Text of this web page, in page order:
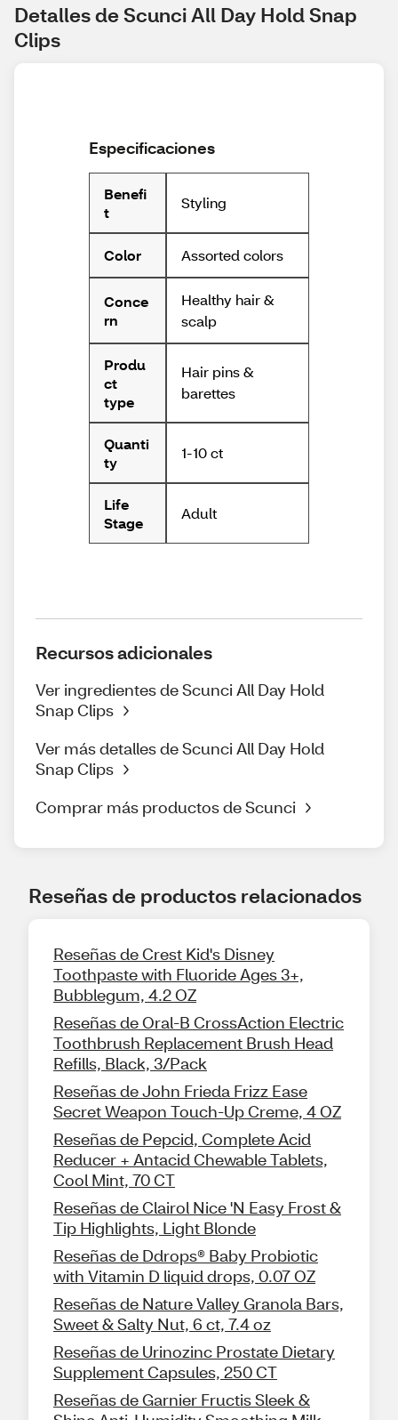
Detalles de Scunci All Day Hold Snap
Clips
Especificaciones
Benefi
t
Styling
Color Assorted colors
Conce
rn
Healthy hair &
scalp
Produ
ct
type
Hair pins &
barettes
Quanti
ty
1-10 ct
Life
Stage
Adult
Recursos adicionales
Ver ingredientes de Scunci All Day Hold
Snap Clips
Ver más detalles de Scunci All Day Hold
Snap Clips
Comprar más productos de Scunci
Reseñas de productos relacionados
Reseñas de Crest Kid's Disney
Toothpaste with Fluoride Ages 3+,
Bubblegum, 4.2 OZ
Reseñas de Oral-B CrossAction Electric
Toothbrush Replacement Brush Head
Refills, Black, 3/Pack
Reseñas de John Frieda Frizz Ease
Secret Weapon Touch-Up Creme, 4 OZ
Reseñas de Pepcid, Complete Acid
Reducer + Antacid Chewable Tablets,
Cool Mint, 70 CT
Reseñas de Clairol Nice 'N Easy Frost &
Tip Highlights, Light Blonde
Reseñas de Ddrops® Baby Probiotic
with Vitamin D liquid drops, 0.07 OZ
Reseñas de Nature Valley Granola Bars,
Sweet & Salty Nut, 6 ct, 7.4 oz
Reseñas de Urinozinc Prostate Dietary
Supplement Capsules, 250 CT
Reseñas de Garnier Fructis Sleek &